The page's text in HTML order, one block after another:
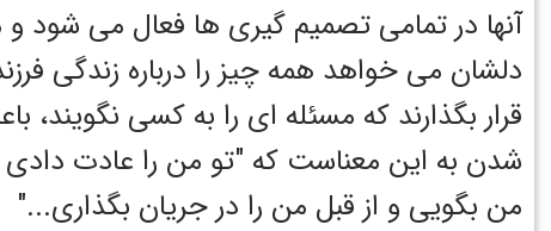
آنها در تمامی تصمیم گیری ها فعال می شود
دلشان می خواهد همه چیز را درباره زندگی
قرار بگذارند که مسئله ای را به کسی
شدن به این معناست که "تو من را عادت دادی
من بگویی و از قبل من را در جریان بگذاری..."